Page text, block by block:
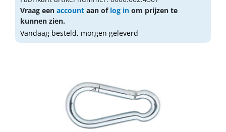
Vraag een account aan of log in om prijzen te
kunnen zien.
Vandaag besteld, morgen geleverd